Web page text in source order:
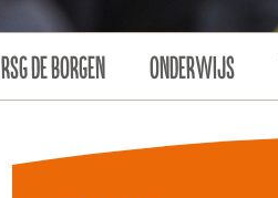
RSG DE BORGEN ONDERWIJS